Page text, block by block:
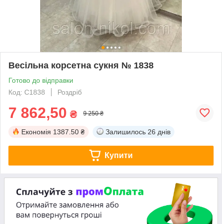
Весільна корсетна сукня № 1838
Готово до відправки
Код: С1838
Роздріб
7 862,50 ₴ 9 250 ₴
Економія 1387.50 ₴ Залишилось 26 днів
Купити